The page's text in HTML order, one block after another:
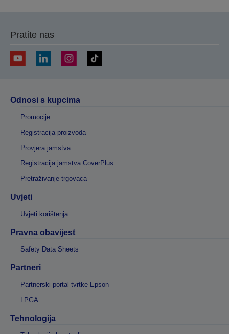
Pratite nas
Odnosi s kupcima
Promocije
Registracija proizvoda
Provjera jamstva
Registracija jamstva CoverPlus
Pretraživanje trgovaca
Uvjeti
Uvjeti korištenja
Pravna obavijest
Safety Data Sheets
Partneri
Partnerski portal tvrtke Epson
LPGA
Tehnologija